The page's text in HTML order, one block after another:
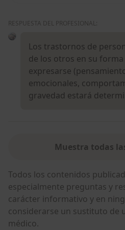
RESPUESTA DEL PROFESIONAL:
Los trastornos de
de los otros en su
expresarse
emocionales,
gravedad estará
Muestra todas
Todos los contenidos
especialmente preguntas y
carácter informativo y en
considerarse un sustituto de
médico.